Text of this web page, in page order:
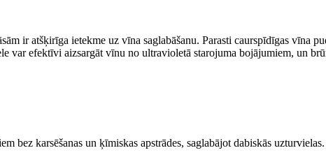
ir atšķirīga ietekme uz vīna saglabāšanu. Parasti caurspīdīgas vīna
var efektīvi aizsargāt vīnu no ultravioletā starojuma bojājumiem, un
bez karsēšanas un ķīmiskas apstrādes, saglabājot dabiskās